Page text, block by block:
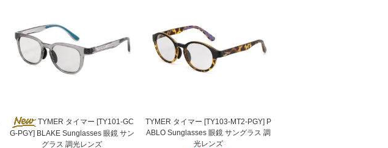
TYMER タイマー [TY101-GC
G-PGY] BLAKE Sunglasses 眼鏡 サン
グラス 調光レンズ
TYMER タイマー [TY103-MT2-PGY] P
ABLO Sunglasses 眼鏡 サングラス 調
光レンズ